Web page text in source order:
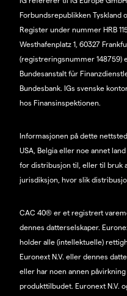
Forbundsrepublikken Tyskland
Register under nummer HRB
Westhafenplatz 1, 60327
(registreringsnummer 148759)
Bundesanstalt für
Bundesbank. IGs svenske
hos Finansinspektionen.
Informasjonen på dette
USA, Belgia eller noe annet
for distribusjon til, eller til bruk
jurisdiksjon, hvor slik
CAC 40® er et registrert
dennes datterselskaper.
holder alle (intellektuelle)
Euronext N.V. eller dennes
eller har noen annen
produkttilbudet. Euronext N.V.